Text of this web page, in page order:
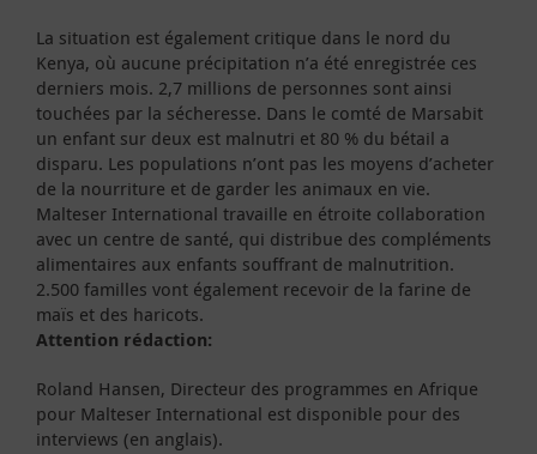
La situation est également critique dans le nord du
Kenya, où aucune précipitation n’a été enregistrée ces
derniers mois. 2,7 millions de personnes sont ainsi
touchées par la sécheresse. Dans le comté de Marsabit
un enfant sur deux est malnutri et 80 % du bétail a
disparu. Les populations n’ont pas les moyens d’acheter
de la nourriture et de garder les animaux en vie.
Malteser International travaille en étroite collaboration
avec un centre de santé, qui distribue des compléments
alimentaires aux enfants souffrant de malnutrition.
2.500 familles vont également recevoir de la farine de
maïs et des haricots.
Attention rédaction:
Roland Hansen, Directeur des programmes en Afrique
pour Malteser International est disponible pour des
interviews (en anglais).